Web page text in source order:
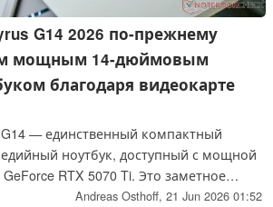
G14 2026 по-прежнему
мощным 14-дюймовым
благодаря видеокарте
G14 — единственный компактный
ноутбук, доступный с мощной
RTX 5070 Ti. Это заметное
конкурентами, такими как Razer
Andreas Osthoff, 21 Jun 2026 01:52